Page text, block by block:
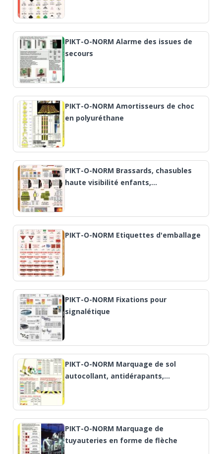
PIKT-O-NORM Alarme des issues de
secours
PIKT-O-NORM Amortisseurs de choc
en polyuréthane
PIKT-O-NORM Brassards, chasubles
haute visibilité enfants,…
PIKT-O-NORM Etiquettes d'emballage
PIKT-O-NORM Fixations pour
signalétique
PIKT-O-NORM Marquage de sol
autocollant, antidérapants,…
PIKT-O-NORM Marquage de
tuyauteries en forme de flèche